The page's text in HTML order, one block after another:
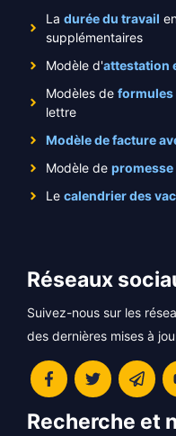
La durée du travail
supplémentaires
Modèle d'attestation
Modèles de formules
lettre
Modèle de facture
Modèle de promesse
Le calendrier des
Réseaux
Suivez-nous sur les
des dernières mises à
Recherche et